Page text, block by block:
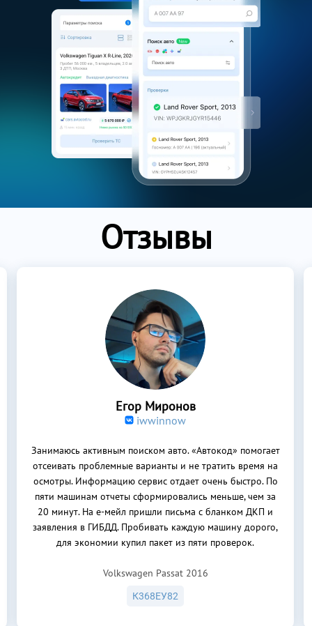
Отзывы
Егор Миронов
iwwinnow
Занимаюсь активным поиском авто. «Автокод» помогает
отсеивать проблемные варианты и не тратить время на
осмотры. Информацию сервис отдает очень быстро. По
пяти машинам отчеты сформировались меньше, чем за
20 минут. На е-мейл пришли письма с бланком ДКП и
заявления в ГИБДД. Пробивать каждую машину дорого,
для экономии купил пакет из пяти проверок.
Volkswagen Passat 2016
К368ЕУ82